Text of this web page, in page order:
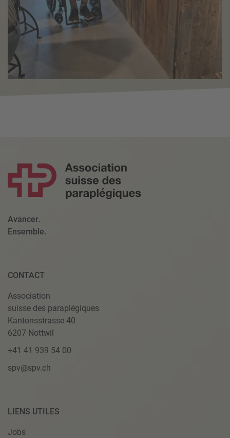
Avancer.
Ensemble.
CONTACT
Association
suisse des paraplégiques
Kantonsstrasse 40
6207 Nottwil
+41 41 939 54 00
spv@spv.ch
LIENS UTILES
Jobs